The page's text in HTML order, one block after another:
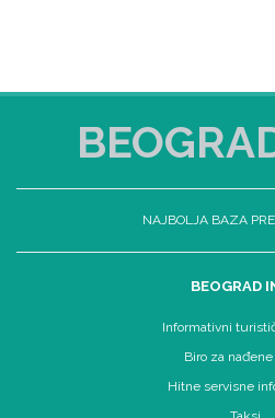
NAJBOLJA BAZA
BEOGRAD
Informativni
Biro za
Hitne servisne